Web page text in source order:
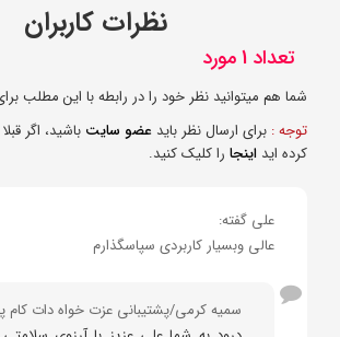
نظرات کاربران
تعداد 1 مورد
شما هم میتوانید نظر خود را در رابطه با این مطلب
توجه : برای ارسال نظر باید عضو سایت باشید، اگر
کرده اید اینجا را کلیک کنید.
علی گفته:
عالی وبسیار کاربردی سپاسگذارم
سمیه کرمی/پشتیبانی عزت خواه دات کام